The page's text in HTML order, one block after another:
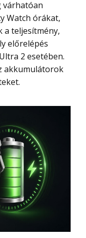
Watch órákat,
a teljesítmény,
előrelépés
2 esetében.
akkumulátorok